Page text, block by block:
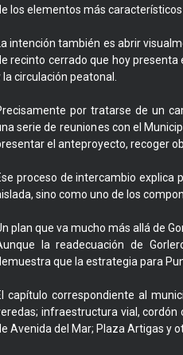
los elementos más característicos
intención también es abrir
recinto cerrado que hoy
la circulación peatonal.
por tratarse de un
serie de reuniones con el
el anteproyecto, recoger
proceso de intercambio explica
sino como uno de los
plan que va mucho más allá de
la readecuación de
que la estrategia para
capítulo correspondiente al
infraestructura vial, cordón
Avenida del Mar; Plaza Artigas y